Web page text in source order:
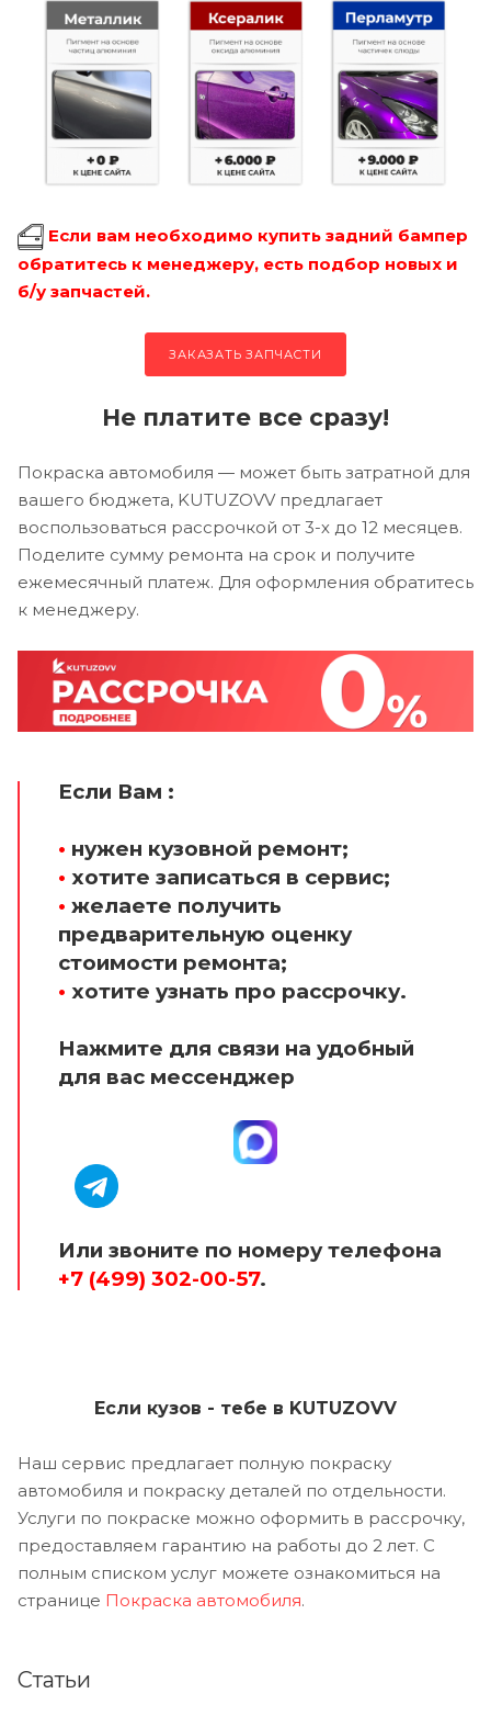
Если вам необходимо купить задний бампер
обратитесь к менеджеру, есть подбор новых и
б/у запчастей.
ЗАКАЗАТЬ ЗАПЧАСТИ
Не платите все сразу!
Покраска автомобиля — может быть затратной для
вашего бюджета, KUTUZOVV предлагает
воспользоваться рассрочкой от 3-х до 12 месяцев.
Поделите сумму ремонта на срок и получите
ежемесячный платеж. Для оформления обратитесь
к менеджеру.
Если Вам :
• нужен кузовной ремонт;
• хотите записаться в сервис;
• желаете получить
предварительную оценку
стоимости ремонта;
• хотите узнать про рассрочку.
Нажмите для связи на удобный
для вас мессенджер
Или звоните по номеру телефона
+7 (499) 302-00-57.
Если кузов - тебе в KUTUZOVV
Наш сервис предлагает полную покраску
автомобиля и покраску деталей по отдельности.
Услуги по покраске можно оформить в рассрочку,
предоставляем гарантию на работы до 2 лет. С
полным списком услуг можете ознакомиться на
странице Покраска автомобиля.
Статьи